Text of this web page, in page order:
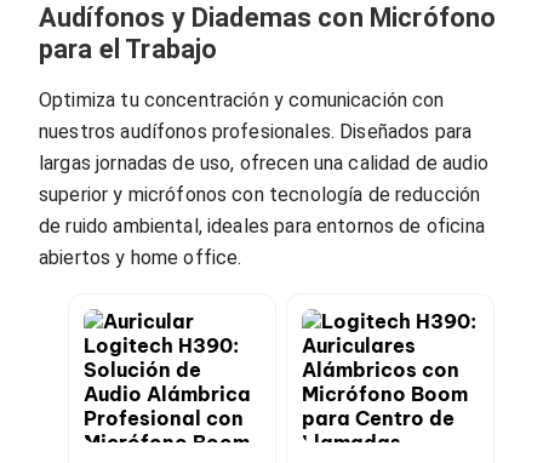
Cables de Audio / Video VGA
Cables de Audio / Video RCA
Cables de Audio / Video Toslink
Cables de Audio / Video DVI
Cables de Energía
Cables de Poder (Interno)
Cables de Poder (Externo)
Cables de Red
Cables Patch
Cables Fibra Óptica
Cables SFP+
Accesorios para Cables
Jacks de Red
Conectores
Tapas y Cajas
Herramientas para Cables
Pinzas Ponchadoras
Probadores de Cable
Audífonos y Diademas con Micrófono
para el Trabajo
Optimiza tu concentración y comunicación con
nuestros audífonos profesionales. Diseñados para
largas jornadas de uso, ofrecen una calidad de audio
superior y micrófonos con tecnología de reducción
de ruido ambiental, ideales para entornos de oficina
abiertos y home office.